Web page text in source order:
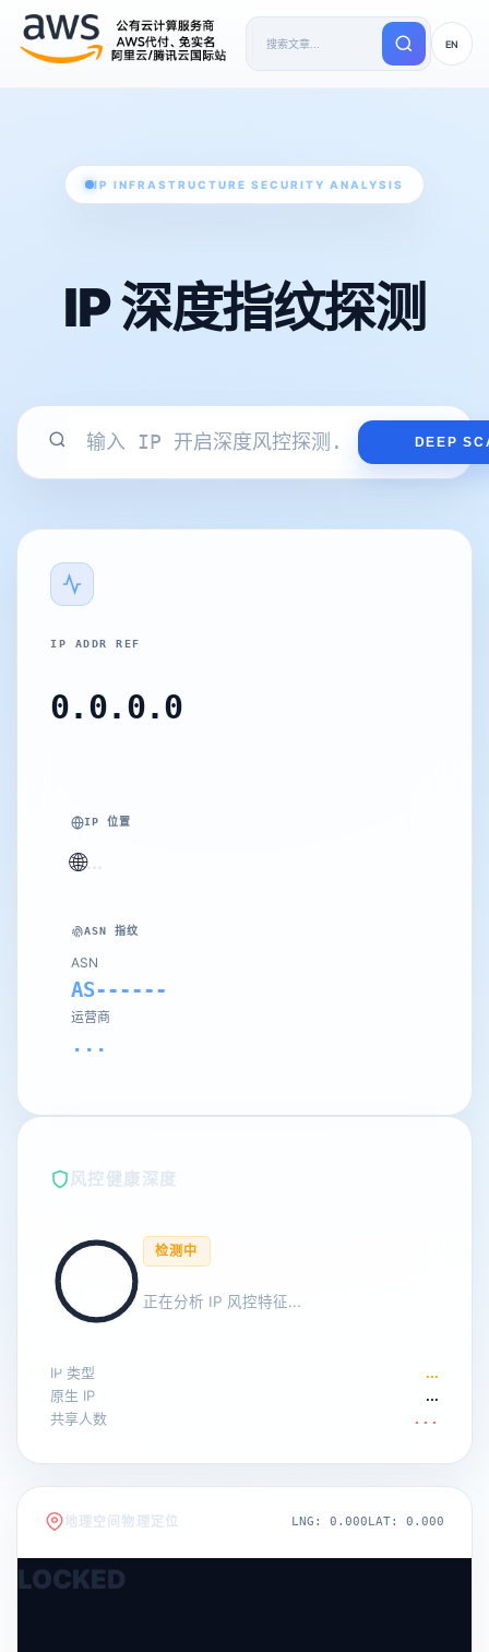
EN
IP INFRASTRUCTURE SECURITY ANALYSIS
IP 深度指纹探测
DEEP
IP ADDR REF
0.0.0.0
IP 位置
🌐...
ASN 指纹
ASN
AS------
运营商
...
风控健康深度
0 %
检测中
正在分析 IP 风控特征...
IP 类型
...
原生 IP
...
共享人数
...
地理空间物理定位 LNG: 0.000LAT: 0.000
LOCKED